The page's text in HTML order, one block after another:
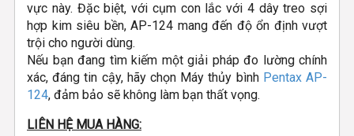
vực này. Đặc biệt, với cụm con lắc với 4 dây treo sợi
hợp kim siêu bền, AP-124 mang đến độ ổn định vượt
trội cho người dùng.
Nếu bạn đang tìm kiếm một giải pháp đo lường chính
xác, đáng tin cậy, hãy chọn Máy thủy bình Pentax AP-
124, đảm bảo sẽ không làm bạn thất vọng.
LIÊN HỆ MUA HÀNG: